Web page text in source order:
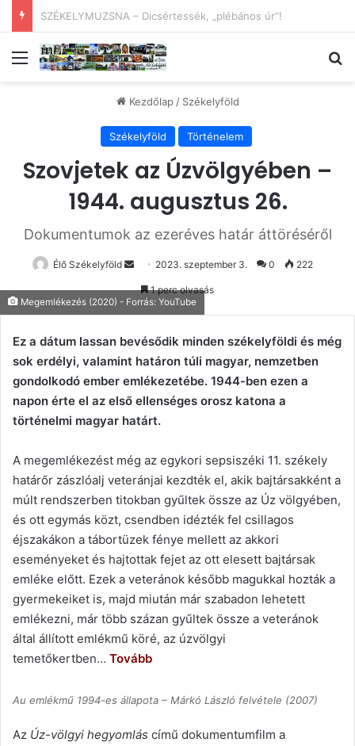
X. HOMORÓDMENTI NEMZETKÖZI FOTÓTÁBOR
Menü
Kezdőlap / Székelyföld
Székelyföld Történelem
Szovjetek az Úzvölgyében –
1944. augusztus 26.
Dokumentumok az ezeréves határ áttöréséről
Élő Székelyföld
Send
an
email
2023. szeptember 3. 0 222
1 perc olvasás
Megemlékezés (2020) - Forrás: YouTube
Ez a dátum lassan bevésődik minden székelyföldi és még
sok erdélyi, valamint határon túli magyar, nemzetben
gondolkodó ember emlékezetébe. 1944-ben ezen a
napon érte el az első ellenséges orosz katona a
történelmi magyar határt.
A megemlékezést még az egykori sepsiszéki 11. székely
határőr zászlóalj veteránjai kezdték el, akik bajtársakként a
múlt rendszerben titokban gyűltek össze az Úz völ­gyében,
és ott egymás közt, csendben idézték fel csillagos
éjszakákon a tábortüzek fénye mellett az akkori
eseményeket és hajtottak fejet az ott elesett bajtársak
emléke előtt. Ezek a veteránok később magukkal hozták a
gyermekeiket is, majd miután már szabadon lehetett
emlékezni, már több százan gyűltek össze a veteránok
által állított emlékmű köré, az úzvölgyi
temetőkertben… Tovább
Au emlékmű 1994-es állapota – Márkó László felvétele (2007)
Az Úz-völgyi hegyomlás című dokumentumfilm a